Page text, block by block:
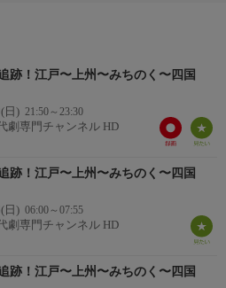
。雑役の栄蔵（火野正平）を金で
跡！江戸〜上州〜みちのく〜四国
日) 21:50～23:30
劇専門チャンネル HD
跡！江戸〜上州〜みちのく〜四国
日) 06:00～07:55
劇専門チャンネル HD
跡！江戸〜上州〜みちのく〜四国